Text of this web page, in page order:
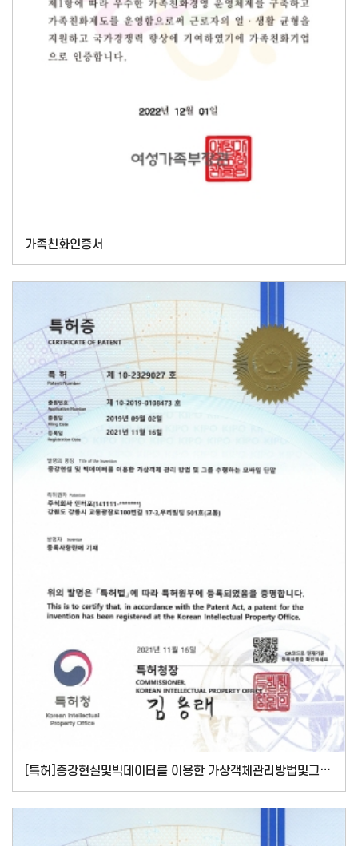
가족친화인증서
[특허]증강현실및빅데이터를 이용한 가상객체관리방법및그를 수행하는 모바일